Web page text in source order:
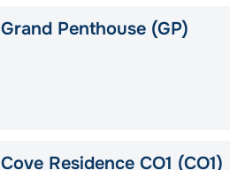
Grand Penthouse (GP)
Cove Residence CO1 (CO1)